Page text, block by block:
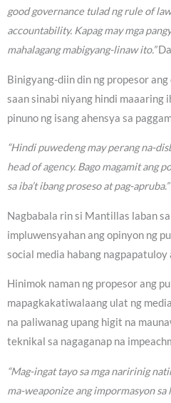
good governance tulad ng rule of
accountability. Kapag may mga
mahalagang mabigyang-linaw ito.”
Binigyang-diin din ng propesor
saan sinabi niyang hindi maaaring
pinuno ng isang ahensya sa
“Hindi puwedeng may perang na-
head of agency. Bago magamit ang
sa iba’t ibang proseso at pag-apruba.”
Nagbabala rin si Mantillas laban
impluwensyahan ang opinyon ng
social media habang
Hinimok naman ng propesor ang
mapagkakatiwalaang ulat ng
na paliwanag upang higit na
teknikal sa nagaganap na
“Mag-ingat tayo sa mga naririnig
ma-weaponize ang impormasyon sa